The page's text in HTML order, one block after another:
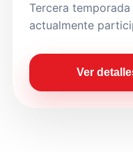
Tercera
actualmente
Ver